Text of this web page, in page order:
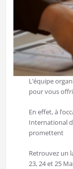
L’équipe
pour vous
En effet, à
International
promettent
Retrouvez un
23, 24 et 25